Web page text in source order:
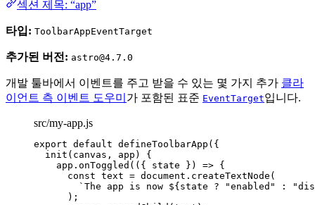
섹션 제목: “app”
타입: ToolbarAppEventTarget
추가된 버전: astro@4.7.0
개발 툴바에서 이벤트를 주고 받을 수 있는 몇 가지 추가 클라
이언트 측 이벤트 도우미 가 포함된 표준 EventTarget입니다.
src/my-app.js
export default defineToolbarApp ({
init ( canvas , app )
{
app . onToggled ( ( { state } ) => {
const text = document . createTextNode (
` The app is now ${ state ? "enabled " : "
);